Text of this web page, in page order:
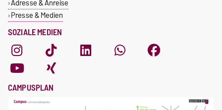
SOZIALE MEDIEN
Adresse & Anreise
Presse & Medien
CAMPUSPLAN